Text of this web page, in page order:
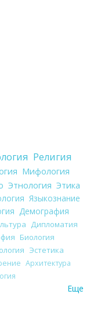
Религия
Мифология
Этнология Этика
Языкознание
Демография
Дипломатия
Биология
Эстетика
Архитектура
Еще